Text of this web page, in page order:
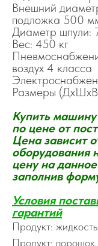
Внешний
подложка 500
Диаметр шпули:
Вес: 450 кг
воздух 4 класса
Размеры
Купить
по цене от
Цена зависит
оборудования
цену на
заполнив
Условия
гарантий
Продукт: жидкость
Продукт: порошок